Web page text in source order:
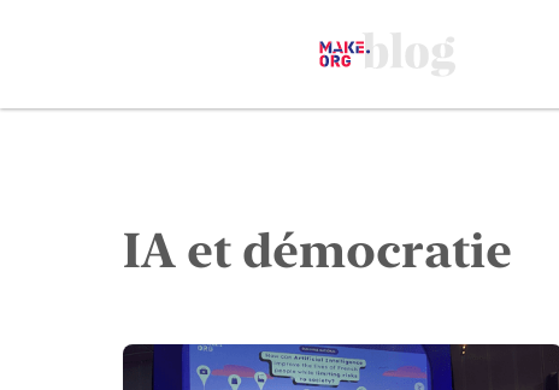
IA et démocratie